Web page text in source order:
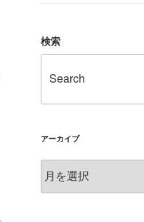
検索
アーカイブ
ー